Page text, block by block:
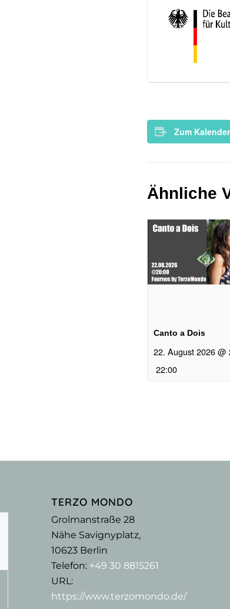
Zum
Ähnliche
Canto a Dois
22. August 2026 @
22:00
TERZO MONDO
Grolmanstraße 28
Nähe Savignyplatz,
10623Berlin
Telefon: +49 30 8815261
URL:
https://www.terzomondo.de/